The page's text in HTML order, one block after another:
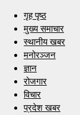
गृह पृष्ठ
मुख्य समाचार
स्थानीय खबर
मनोरञ्जन
ज्ञान
रोजगार
विचार
प्रदेश खबर